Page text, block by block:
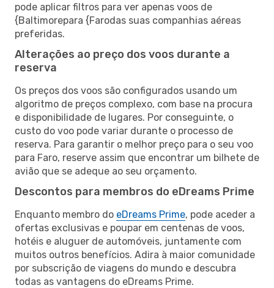
pode aplicar filtros para ver apenas voos de
{Baltimorepara {Farodas suas companhias aéreas
preferidas.
Alterações ao preço dos voos durante a
reserva
Os preços dos voos são configurados usando um
algoritmo de preços complexo, com base na procura
e disponibilidade de lugares. Por conseguinte, o
custo do voo pode variar durante o processo de
reserva. Para garantir o melhor preço para o seu voo
para Faro, reserve assim que encontrar um bilhete de
avião que se adeque ao seu orçamento.
Descontos para membros do eDreams Prime
Enquanto membro do eDreams Prime, pode aceder a
ofertas exclusivas e poupar em centenas de voos,
hotéis e aluguer de automóveis, juntamente com
muitos outros benefícios. Adira à maior comunidade
por subscrição de viagens do mundo e descubra
todas as vantagens do eDreams Prime.